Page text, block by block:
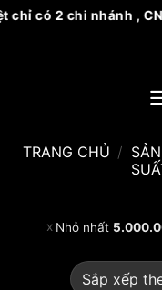
có 2 chi nhánh ,
TRANG CHỦ /
Nhỏ nhất